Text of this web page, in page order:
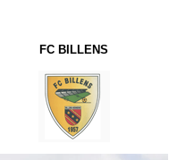
FC BILLENS